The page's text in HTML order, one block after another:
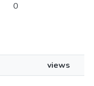
0
views